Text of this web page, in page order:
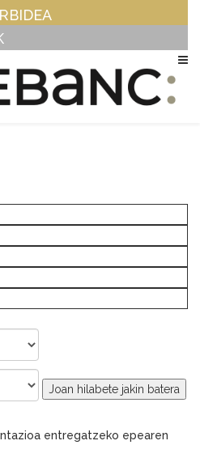
Joan hilabete jakin batera
entregatzeko epearen